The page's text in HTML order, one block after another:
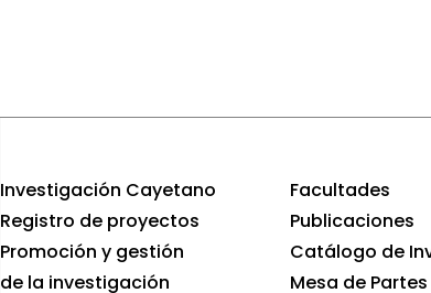
Investigación Cayetano
Registro de proyectos
Promoción y gestión
de la investigación
Facultades
Publicaciones
Catálogo de
Mesa de Partes